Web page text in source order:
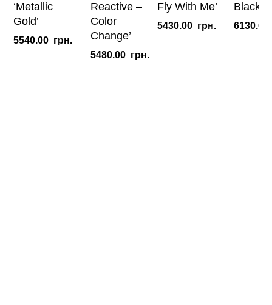
‘Metallic
Gold’
5540.00 грн.
Reactive –
Color
Change’
5480.00 грн.
Fly With Me’
5430.00 грн.
Black
6130.00